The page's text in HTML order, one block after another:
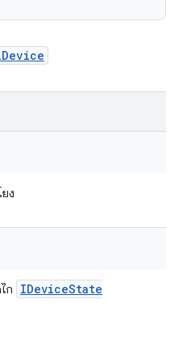
ง
ก IDeviceState